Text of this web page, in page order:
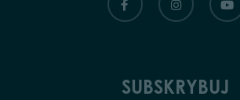
SUBSKRYBUJ